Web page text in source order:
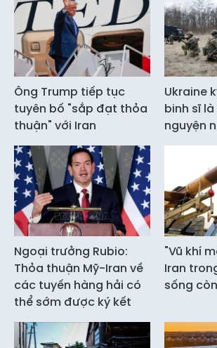
Ông Trump tiếp tục
tuyên bố "sắp đạt thỏa
thuận" với Iran
Ukraine
binh sĩ
nguyện
Ngoại trưởng Rubio:
Thỏa thuận Mỹ-Iran về
các tuyến hàng hải có
thể sớm được ký kết
"Vũ khí
Iran
sống